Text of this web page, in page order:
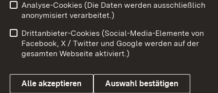
Impressum
Kontakt
Barrierefreiheit
Datenschutz
Cookies
Analyse-Cookies (Die Daten werden ausschließlich
anonymisiert verarbeitet.)
Drittanbieter-Cookies (Social-Media-Elemente von
Facebook, X / Twitter und Google werden auf der
gesamten Webseite aktiviert.)
Alle akzeptieren Auswahl bestätigen